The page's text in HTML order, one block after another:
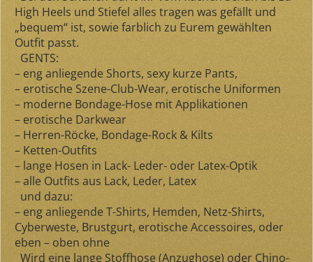
High Heels und Stiefel alles tragen was gefällt und
„bequem“ ist, sowie farblich zu Eurem gewählten
Outfit passt.
GENTS:
– eng anliegende Shorts, sexy kurze Pants,
– erotische Szene-Club-Wear, erotische Uniformen
– moderne Bondage-Hose mit Applikationen
– erotische Darkwear
– Herren-Röcke, Bondage-Rock & Kilts
– Ketten-Outfits
– lange Hosen in Lack- Leder- oder Latex-Optik
– alle Outfits aus Lack, Leder, Latex
und dazu:
– eng anliegende T-Shirts, Hemden, Netz-Shirts,
Cyberweste, Brustgurt, erotische Accessoires, oder
eben – oben ohne
Wird eine lange Stoffhose (Anzughose) oder Chino-